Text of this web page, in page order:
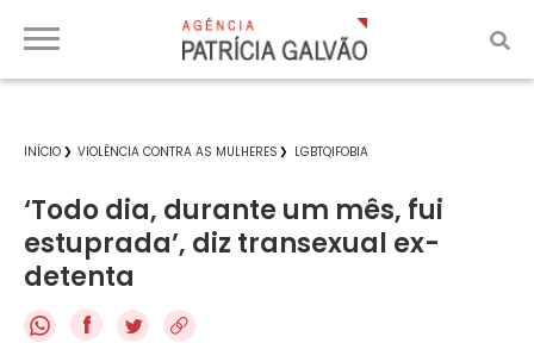
INÍCIO VIOLÊNCIA CONTRA AS MULHERES LGBTQIFOBIA
‘Todo dia, durante um mês, fui
estuprada’, diz transexual ex-
detenta
f